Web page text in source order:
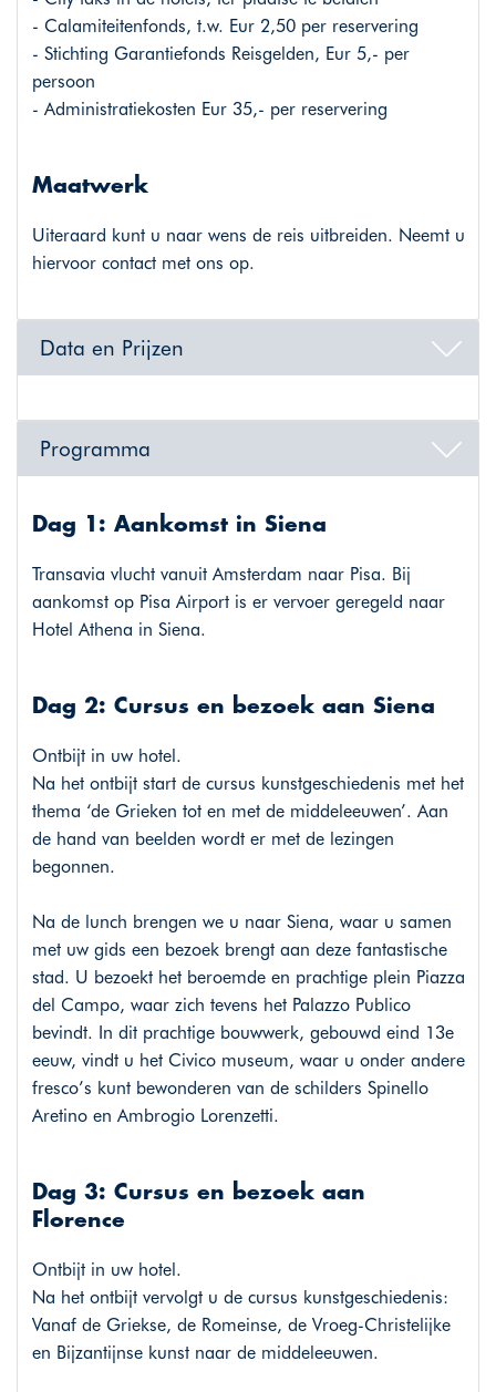
- Calamiteitenfonds, t.w. Eur 2,50 per reservering
- Stichting Garantiefonds Reisgelden, Eur 5,- per
persoon
- Administratiekosten Eur 35,- per reservering
Maatwerk
Uiteraard kunt u naar wens de reis uitbreiden. Neemt u
hiervoor contact met ons op.
Data en Prijzen
Programma
Dag 1: Aankomst in Siena
Transavia vlucht vanuit Amsterdam naar Pisa. Bij
aankomst op Pisa Airport is er vervoer geregeld naar
Hotel Athena in Siena.
Dag 2: Cursus en bezoek aan Siena
Ontbijt in uw hotel.
Na het ontbijt start de cursus kunstgeschiedenis met het
thema ‘de Grieken tot en met de middeleeuwen’. Aan
de hand van beelden wordt er met de lezingen
begonnen.
Na de lunch brengen we u naar Siena, waar u samen
met uw gids een bezoek brengt aan deze fantastische
stad. U bezoekt het beroemde en prachtige plein Piazza
del Campo, waar zich tevens het Palazzo Publico
bevindt. In dit prachtige bouwwerk, gebouwd eind 13e
eeuw, vindt u het Civico museum, waar u onder andere
fresco’s kunt bewonderen van de schilders Spinello
Aretino en Ambrogio Lorenzetti.
Dag 3: Cursus en bezoek aan
Florence
Ontbijt in uw hotel.
Na het ontbijt vervolgt u de cursus kunstgeschiedenis:
Vanaf de Griekse, de Romeinse, de Vroeg-Christelijke
en Bijzantijnse kunst naar de middeleeuwen.